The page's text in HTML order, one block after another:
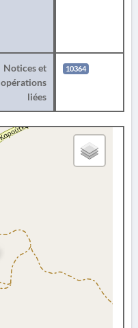
Notices et
opérations
liées
10364